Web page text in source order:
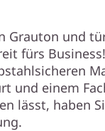
Grauton und
fürs
und einem
lässt, haben